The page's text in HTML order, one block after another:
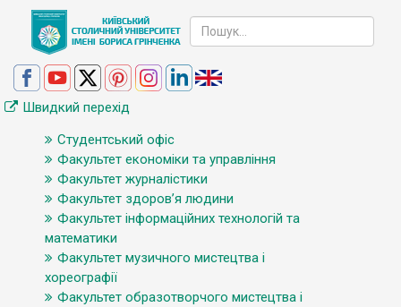
Швидкий перехід
Студентський офіс
Факультет економіки та управління
Факультет журналістики
Факультет здоров’я людини
Факультет інформаційних технологій та
математики
Факультет музичного мистецтва і
хореографії
Факультет образотворчого мистецтва і